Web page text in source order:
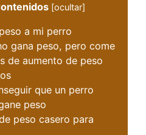
[ocultar]
a mi perro
gana peso, pero come
de aumento de peso
que un perro
peso
peso casero para